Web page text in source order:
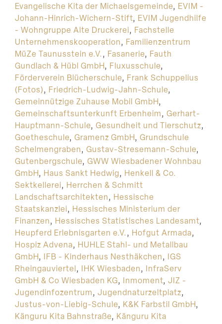
Evangelische Kita der Michaelsgemeinde, EVIM -
Johann-Hinrich-Wichern-Stift, EVIM Jugendhilfe
- Wohngruppe Alte Druckerei, Fachstelle
Unternehmenskooperation, Familienzentrum
MüZe Taunusstein e.V., Fasanerie, Fauth
Gundlach & Hübl GmbH, Fluxusschule,
Förderverein Blücherschule, Frank Schuppelius
(Fotos), Friedrich-Ludwig-Jahn-Schule,
Gemeinnützige Zuhause Mobil GmbH,
Gemeinschaftsunterkunft Erbenheim, Gerhart-
Hauptmann-Schule, Gesundheit und Tierschutz,
Goetheschule, Gramenz GmbH, Grundschule
Schelmengraben, Gustav-Stresemann-Schule,
Gutenbergschule, GWW Wiesbadener Wohnbau
GmbH, Haus Sankt Hedwig, Henkell & Co.
Sektkellerei, Herrchen & Schmitt
Landschaftsarchitekten, Hessische
Staatskanzlei, Hessisches Ministerium der
Finanzen, Hessisches Statistisches Landesamt,
Heupferd Erlebnisgarten e.V., Hofgut Armada,
Hospiz Advena, HUHLE Stahl- und Metallbau
GmbH, IFB - Kinderhaus Nesthäkchen, IGS
Rheingauviertel, IHK Wiesbaden, InfraServ
GmbH & Co Wiesbaden KG, Inmoment, JIZ -
Jugendinfozentrum, Jugendnaturzeltplatz,
Justus-von-Liebig-Schule, K&K Farbstil GmbH,
Känguru Kita Bahnstraße, Känguru Kita